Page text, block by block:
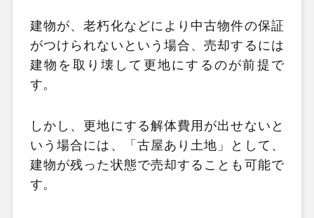
建物が、老朽化などにより中古物件の保証
がつけられないという場合、売却するには
建物を取り壊して更地にするのが前提で
す。
しかし、更地にする解体費用が出せないと
いう場合には、「古屋あり土地」として、
建物が残った状態で売却することも可能で
す。